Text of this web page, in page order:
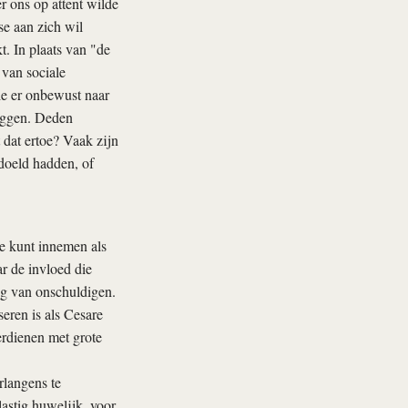
aan zich wil
In plaats van "de
sociale
er onbewust naar
Deden
ertoe? Vaak zijn
hadden, of
kunt innemen als
de invloed die
van onschuldigen.
is als Cesare
met grote
te